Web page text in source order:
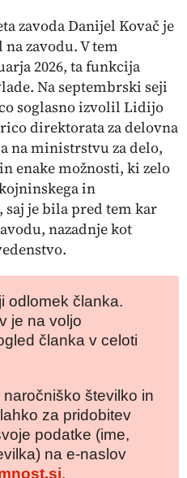
zavoda Danijel Kovač je
zavodu. V tem
2026, ta funkcija
Na septembrski seji
soglasno izvolil Lidijo
direktorata za delovna
na ministrstvu za delo,
enake možnosti, ki zelo
in
saj je bila pred tem kar
nazadnje kot
odlomek članka.
je na voljo
članka v celoti
številko in
za pridobitev
podatke (ime,
na e-naslov
.